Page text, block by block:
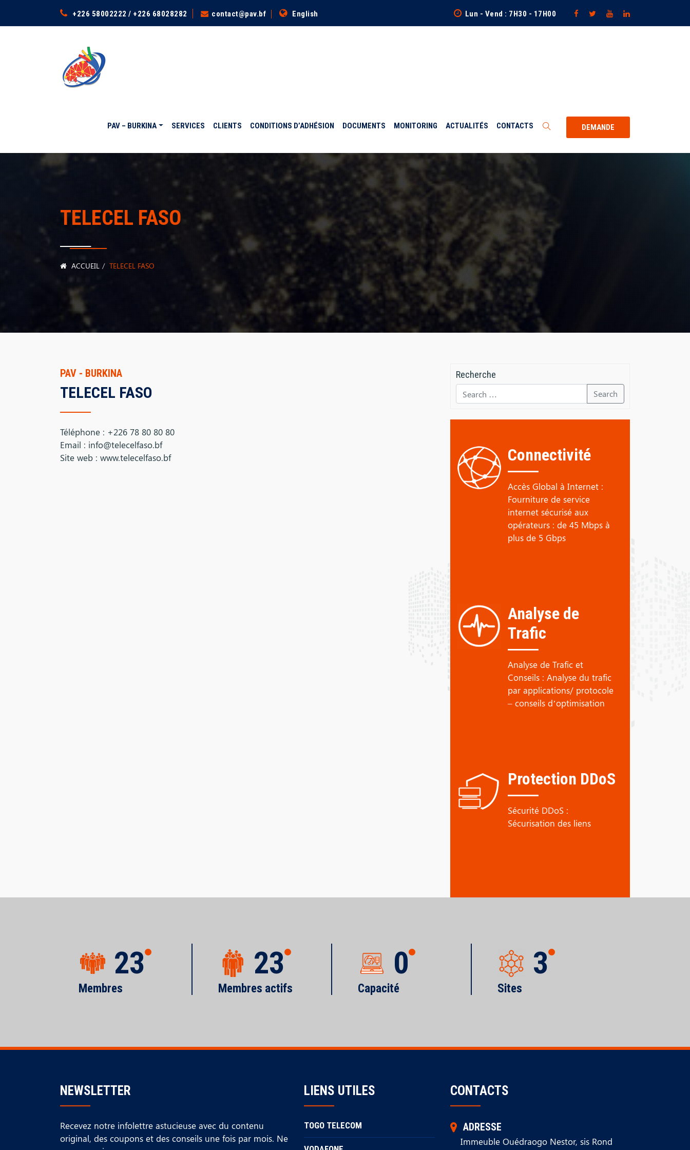
+226 58002222 / +226 68028282 contact@pav.bf English Lun - Vend : 7H30 - 17H00
PAV – BURKINA SERVICES CLIENTS CONDITIONS D’ADHÉSION DOCUMENTS MONITORING ACTUALITÉS CONTACTS DEMANDE
TELECEL FASO
ACCUEIL TELECEL FASO
PAV - BURKINA
TELECEL FASO
Téléphone : +226 78 80 80 80
Email : info@telecelfaso.bf
Site web : www.telecelfaso.bf
Recherche
Search
Connectivité
Accès Global à Internet :
Fourniture de service
internet sécurisé aux
opérateurs : de 45 Mbps à
plus de 5 Gbps
Analyse de
Trafic
Analyse de Trafic et
Conseils : Analyse du trafic
par applications/ protocole
– conseils d’optimisation
Protection DDoS
Sécurité DDoS :
Sécurisation des liens
23
Membres
23
Membres actifs
0
Capacité
3
Sites
NEWSLETTER
Recevez notre infolettre astucieuse avec du contenu
original, des coupons et des conseils une fois par mois. Ne
LIENS UTILES
TOGO TELECOM
CONTACTS
ADRESSE
Immeuble Ouédraogo Nestor, sis Rond